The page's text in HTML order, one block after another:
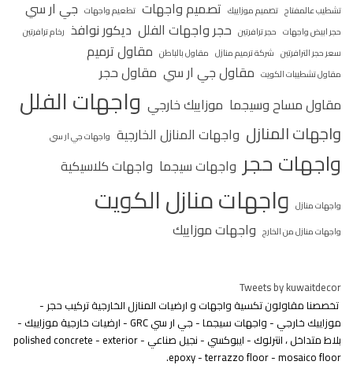
تشطيب عالمفتاح تصميم موزاييك تصميم واجهات تطعيم واجهات جي ار سي
حجر ابيض واجهات حجر ترافرتين حجر واجهات الفلل ديكور نوافذ رخام ترافرتين
سعر حجر الترافرتين شركة ترميم منازل مقاول بالباطن مقاول ترميم
مقاول تشطيبات الكويت مقاول جي ار سي مقاول حجر
مقاول مساح وسيجما موزاييك خارجي واجهات الفلل
واجهات المنازل واجهات المنازل الخارجية واجهات جي ار سي
واجهات حجر واجهات سيجما واجهات كلاسيكية
واجهات منازل واجهات منازل الكويت
واجهات منازل من الخارج واجهات موزاييك
Tweets by kuwaitdecor
تخصصنا مقاولون تكسية واجهات و ارضيات المنازل الخارجية تركيب حجر -
موزاييك خارجي - واجهات سيجما - جي ار سي GRC - ارضيات خارجية موزاييك -
بلاط متداخل ، انترلوك - ايبوكسي - نجيل صناعي - polished concrete - exterior
epoxy - terrazzo floor - mosaico floor.